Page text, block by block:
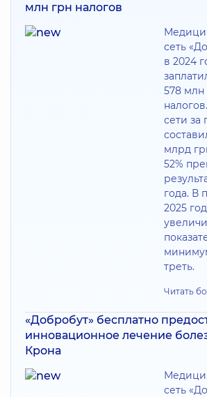
млн грн налогов
сеть
в 2024
578 млн
сети за
млрд
52%
года. В
2025
треть.
Читать
«Добробут» бесплатно
инновационное лечение
Крона
сеть